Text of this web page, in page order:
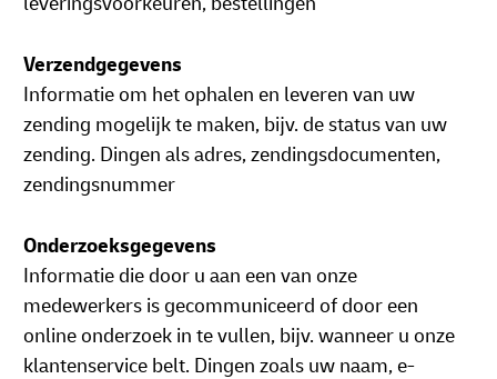
Verzendgegevens
Informatie om het ophalen en leveren van uw
zending mogelijk te maken, bijv. de status van uw
zending. Dingen als adres, zendingsdocumenten,
zendingsnummer
Onderzoeksgegevens
Informatie die door u aan een van onze
medewerkers is gecommuniceerd of door een
online onderzoek in te vullen, bijv. wanneer u onze
klantenservice belt. Dingen zoals uw naam, e-